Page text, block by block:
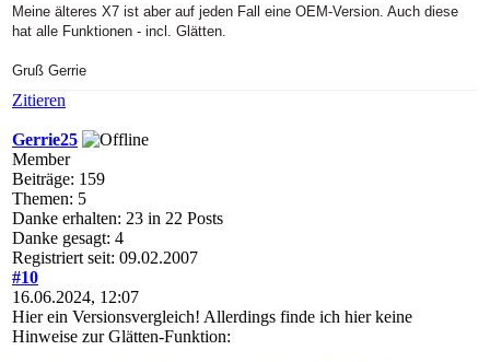
Meine älteres X7 ist aber auf jeden Fall eine OEM-Version. Auch diese
hat alle Funktionen - incl. Glätten.
Gruß Gerrie
Zitieren
Gerrie25
Member
Beiträge: 159
Themen: 5
Danke erhalten: 23 in 22 Posts
Danke gesagt: 4
Registriert seit: 09.02.2007
#10
16.06.2024, 12:07
Hier ein Versionsvergleich! Allerdings finde ich hier keine
Hinweise zur Glätten-Funktion: